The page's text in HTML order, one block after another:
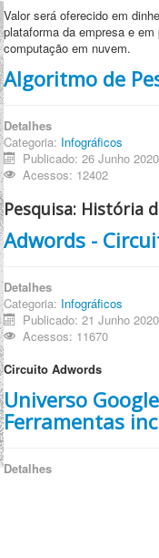
Valor será oferecido em
plataforma da empresa e
computação em nuvem.
Algoritmo de
Detalhes
Categoria: Infográficos
Publicado: 26 Junho 2020
Acessos: 12402
Pesquisa: História
Adwords -
Detalhes
Categoria: Infográficos
Publicado: 21 Junho 2020
Acessos: 11670
Circuito Adwords
Universo
Ferramentas
Detalhes